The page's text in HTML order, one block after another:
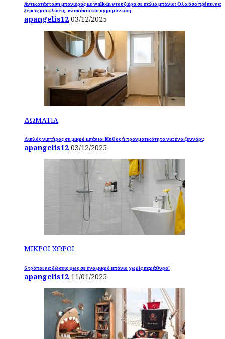
Αντικατάσταση μπανιέρας με walk-in ντουζιέρα σε παλιό μπάνιο: Ολα όσα πρέπει να
ξέρεις για κλίσεις, πλακάκια και υγρομόνωση
apangelis12 03/12/2025
ΔΩΜΑΤΙΑ
Διπλός νιπτήρας σε μικρό μπάνιο: Μύθος ή πραγματικότητα για ένα ζευγάρι;
apangelis12 03/12/2025
ΜΙΚΡΟΙ ΧΩΡΟΙ
6 τρόποι να δώσεις φως σε ένα μικρό μπάνιο χωρίς παράθυρα!
apangelis12 11/01/2025